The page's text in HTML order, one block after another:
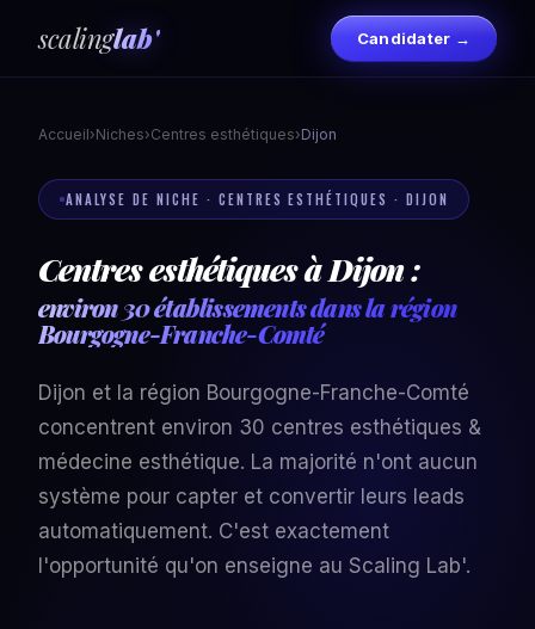
scalinglab' Candidater →
Accueil›Niches›Centres esthétiques›Dijon
ANALYSE DE NICHE · CENTRES ESTHÉTIQUES · DIJON
Centres esthétiques à Dijon :
environ 30 établissements dans la région
Bourgogne-Franche-Comté
Dijon et la région Bourgogne-Franche-Comté
concentrent environ 30 centres esthétiques &
médecine esthétique. La majorité n'ont aucun
système pour capter et convertir leurs leads
automatiquement. C'est exactement
l'opportunité qu'on enseigne au Scaling Lab'.